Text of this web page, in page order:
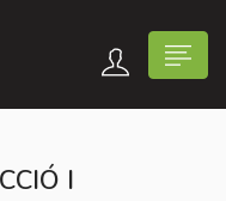
I